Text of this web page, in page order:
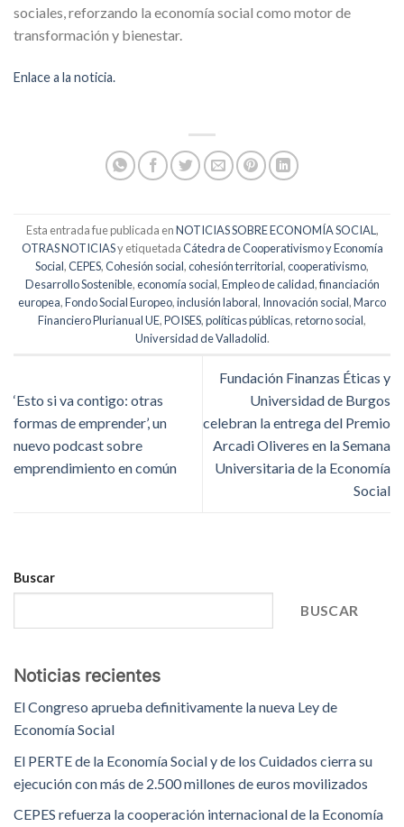
sociales, reforzando la economía social como motor de
transformación y bienestar.
Enlace a la noticia.
Esta entrada fue publicada enNOTICIAS SOBRE ECONOMÍA SOCIAL ,
OTRAS NOTICIASy etiquetadaCátedra de Cooperativismo y Economía
Social,CEPES,Cohesión social,cohesión territorial,cooperativismo,
Desarrollo Sostenible,economía social,Empleo de calidad,financiación
europea,Fondo Social Europeo,inclusión laboral, Innovación social,Marco
Financiero Plurianual UE,POISES,políticas públicas,retorno social,
Universidad de Valladolid.
‘Esto si va contigo: otras
formas de emprender’, un
nuevo podcast sobre
emprendimiento en común
Fundación Finanzas Éticas y
Universidad de Burgos
celebran la entrega del Premio
Arcadi Oliveres en la Semana
Universitaria de la Economía
Social
Buscar
BUSCAR
Noticias recientes
El Congreso aprueba definitivamente la nueva Ley de
Economía Social
El PERTE de la Economía Social y de los Cuidados cierra su
ejecución con más de 2.500 millones de euros movilizados
CEPES refuerza la cooperación internacional de la Economía